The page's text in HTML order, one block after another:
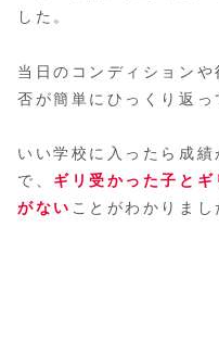
した。
当日のコンディション
否が簡単にひっくり返っ
いい学校に入ったら成
で、 ギリ受かった子と
がない ことがわかりまし